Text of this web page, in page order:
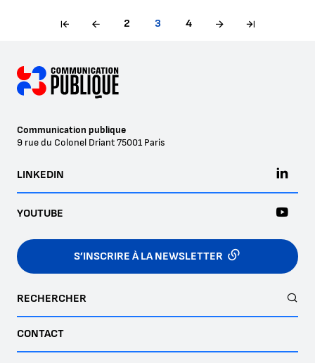
2 3 4
Communication publique
9 rue du Colonel Driant75001 Paris
S’INSCRIRE À LA NEWSLETTER
LINKEDIN
YOUTUBE
RECHERCHER
CONTACT